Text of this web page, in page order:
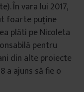
În vara lui 2017,
foarte puține
plăti pe Nicoleta
pentru
din alte proiecte
a ajuns să fie o